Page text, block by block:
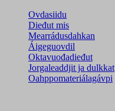
Ovdasiidu
Dieđut mis
Mearrádusdahkan
Áigeguovdil
Oktavuođadieđut
Jorgaleaddjit ja dulkkat
Oahppomateriálagávpi